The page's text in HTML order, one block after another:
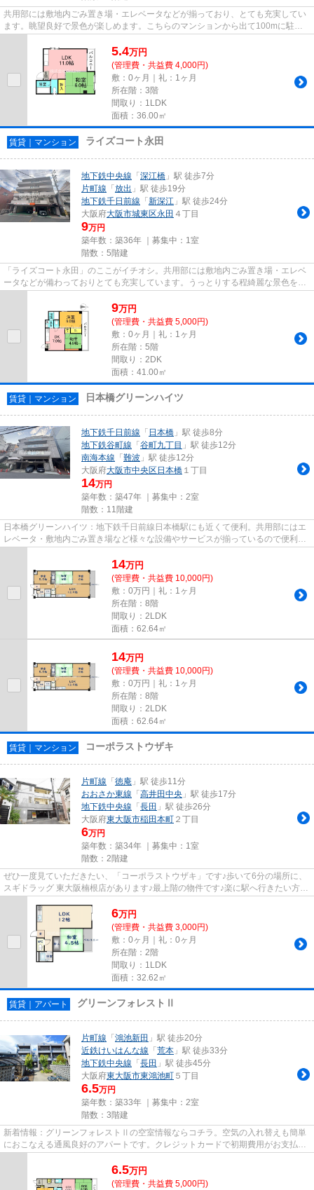
共用部には敷地内ごみ置き場・エレベータなどが揃っており、とても充実してい
ます。眺望良好で景色が楽しめます。こちらのマンションから出て100mに駐車
場があります。2駅利用可能な物...
5.4万円
(管理費・共益費 4,000円)
敷：0ヶ月｜礼：1ヶ月
所在階：3階
間取り：1LDK
面積：36.00㎡
賃貸｜マンション ライズコート永田
地下鉄中央線 「深江橋 」駅 徒歩7分
片町線 「放出 」駅 徒歩19分
地下鉄千日前線 「新深江 」駅 徒歩24分
大阪府大阪市城東区永田 ４丁目
9万円
築年数：築36年 ｜募集中： 1室
階数：5階建
「ライズコート永田」のここがイチオシ。共用部には敷地内ごみ置き場・エレベ
ータなどが備わっておりとても充実しています。うっとりする程綺麗な景色を眺
められる、誰もが憧れる物件...
9万円
(管理費・共益費 5,000円)
敷：0ヶ月｜礼：1ヶ月
所在階：5階
間取り：2DK
面積：41.00㎡
賃貸｜マンション 日本橋グリーンハイツ
地下鉄千日前線 「 日本橋 」駅 徒歩8分
地下鉄谷町線 「谷町九丁目 」駅 徒歩12分
南海本線 「難波 」駅 徒歩12分
大阪府大阪市中央区日本橋 １丁目
14万円
築年数：築47年 ｜募集中： 2室
階数：11階建
日本橋グリーンハイツ：地下鉄千日前線日本橋駅にも近くて便利。共用部にはエ
レベータ・敷地内ごみ置き場など様々な設備やサービスが揃っているので便利で
す。アクセスの良い徒歩8分の...
14万円
(管理費・共益費 10,000円)
敷：0万円｜礼：1ヶ月
所在階：8階
間取り：2LDK
面積：62.64㎡
14万円
(管理費・共益費 10,000円)
敷：0万円｜礼：1ヶ月
所在階：8階
間取り：2LDK
面積：62.64㎡
賃貸｜マンション コーポラストウザキ
片町線 「徳庵 」駅 徒歩11分
おおさか東線 「高井田中央 」駅 徒歩17分
地下鉄中央線 「長田 」駅 徒歩26分
大阪府東大阪市稲田本町 ２丁目
6万円
築年数：築34年 ｜募集中： 1室
階数：2階建
ぜひ一度見ていただきたい、「コーポラストウザキ」です♪歩いて6分の場所に、
スギドラッグ 東大阪楠根店があります♪最上階の物件です♪楽に駅へ行きたい方に
は駅まで平坦な物件がおすす...
6万円
(管理費・共益費 3,000円)
敷：0ヶ月｜礼：0ヶ月
所在階：2階
間取り：1LDK
面積：32.62㎡
賃貸｜アパート グリーンフォレストⅡ
片町線 「鴻池新田 」駅 徒歩20分
近鉄けいはんな線 「荒本 」駅 徒歩33分
地下鉄中央線 「長田 」駅 徒歩45分
大阪府東大阪市東鴻池町 ５丁目
6.5万円
築年数：築33年 ｜募集中： 2室
階数：3階建
新着情報：グリーンフォレストⅡの空室情報ならコチラ。空気の入れ替えも簡単
におこなえる通風良好のアパートです。クレジットカードで初期費用がお支払い
いただけるので、決済の手間が...
6.5万円
(管理費・共益費 5,000円)